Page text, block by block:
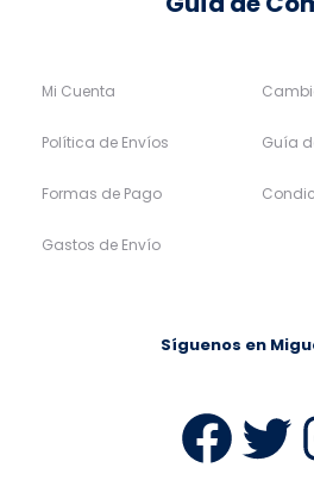
Mi Cuenta
Política de Envíos
Formas de Pago
Gastos de Envío
Guía
Síguenos en